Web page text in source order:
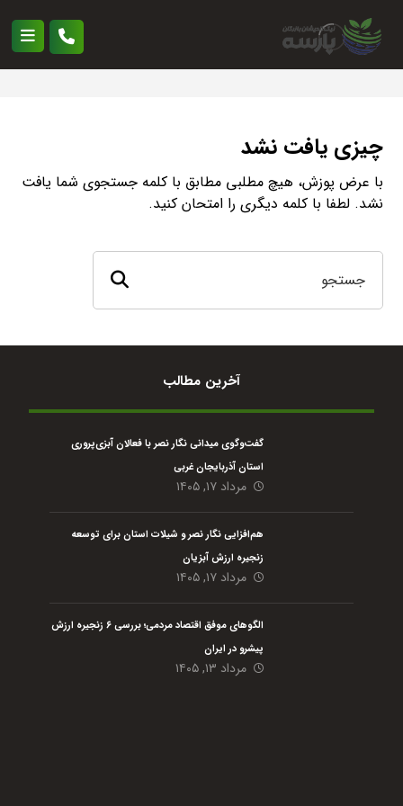
چیزی یافت نشد
با عرض پوزش، هیچ مطلبی مطابق با کلمه جستجوی شما یافت
نشد. لطفا با کلمه دیگری را امتحان کنید.
آخرین مطالب
گفت‌وگوی میدانی نگار نصر با فعالان آبزی‌پروری
استان آذربایجان غربی
مرداد ۱۷, ۱۴۰۵
هم‌افزایی نگار نصر و شیلات استان برای توسعه
زنجیره ارزش آبزیان
مرداد ۱۷, ۱۴۰۵
الگوهای موفق اقتصاد مردمی؛ بررسی ۶ زنجیره ارزش
پیشرو در ایران
مرداد ۱۳, ۱۴۰۵